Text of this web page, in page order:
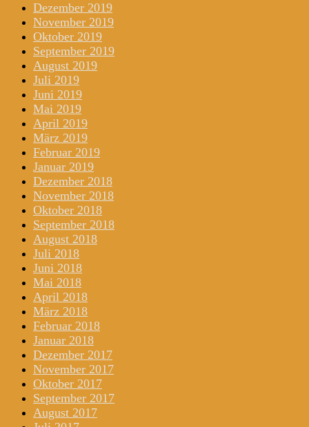
Dezember 2019
November 2019
Oktober 2019
September 2019
August 2019
Juli 2019
Juni 2019
Mai 2019
April 2019
März 2019
Februar 2019
Januar 2019
Dezember 2018
November 2018
Oktober 2018
September 2018
August 2018
Juli 2018
Juni 2018
Mai 2018
April 2018
März 2018
Februar 2018
Januar 2018
Dezember 2017
November 2017
Oktober 2017
September 2017
August 2017